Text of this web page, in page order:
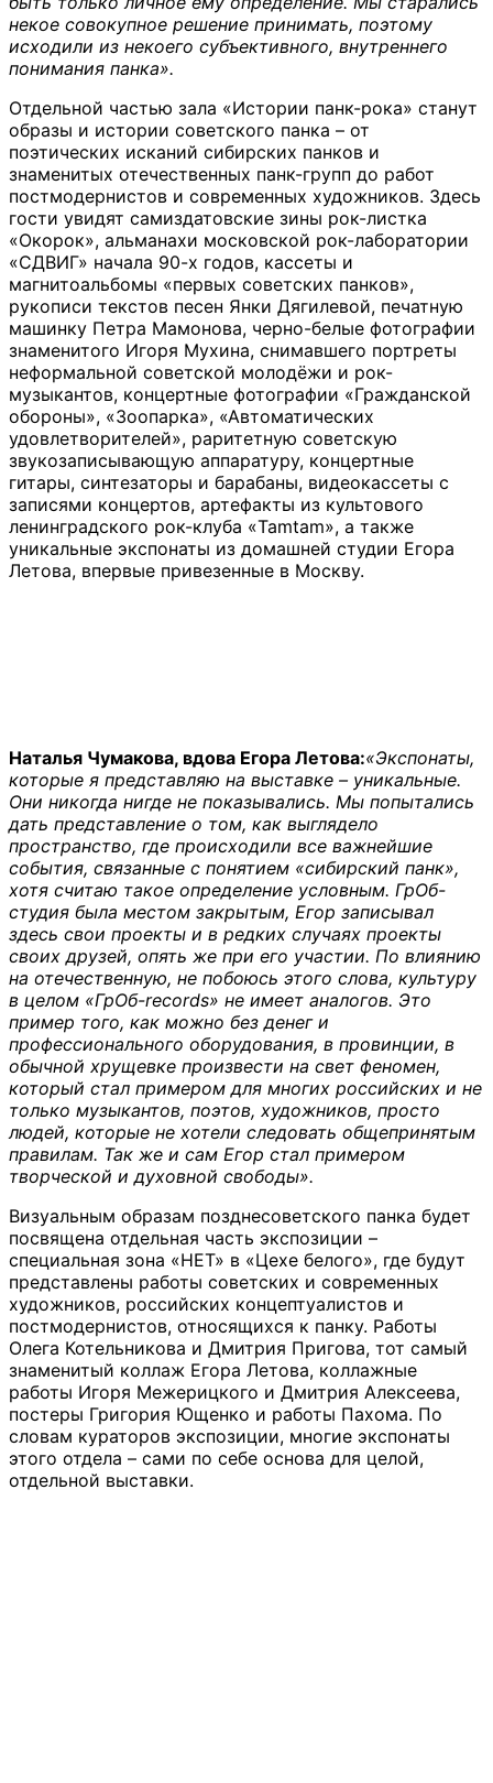
некое совокупное решение принимать, поэтому
исходили из некоего субъективного, внутреннего
понимания панка».
Отдельной частью зала «Истории панк-рока» станут
образы и истории советского панка – от
поэтических исканий сибирских панков и
знаменитых отечественных панк-групп до работ
постмодернистов и современных художников. Здесь
гости увидят самиздатовские зины рок-листка
«Окорок», альманахи московской рок-лаборатории
«СДВИГ» начала 90-х годов, кассеты и
магнитоальбомы «первых советских панков»,
рукописи текстов песен Янки Дягилевой, печатную
машинку Петра Мамонова, черно-белые фотографии
знаменитого Игоря Мухина, снимавшего портреты
неформальной советской молодёжи и рок-
музыкантов, концертные фотографии «Гражданской
обороны», «Зоопарка», «Автоматических
удовлетворителей», раритетную советскую
звукозаписывающую аппаратуру, концертные
гитары, синтезаторы и барабаны, видеокассеты с
записями концертов, артефакты из культового
ленинградского рок-клуба «Tamtam», а также
уникальные экспонаты из домашней студии Егора
Летова, впервые привезенные в Москву.
Наталья Чумакова, вдова Егора Летова:«Экспонаты,
которые я представляю на выставке – уникальные.
Они никогда нигде не показывались. Мы попытались
дать представление о том, как выглядело
пространство, где происходили все важнейшие
события, связанные с понятием «сибирский панк»,
хотя считаю такое определение условным. ГрОб-
студия была местом закрытым, Егор записывал
здесь свои проекты и в редких случаях проекты
своих друзей, опять же при его участии. По влиянию
на отечественную, не побоюсь этого слова, культуру
в целом «ГрОб-records» не имеет аналогов. Это
пример того, как можно без денег и
профессионального оборудования, в провинции, в
обычной хрущевке произвести на свет феномен,
который стал примером для многих российских и не
только музыкантов, поэтов, художников, просто
людей, которые не хотели следовать общепринятым
правилам. Так же и сам Егор стал примером
творческой и духовной свободы».
Визуальным образам позднесоветского панка будет
посвящена отдельная часть экспозиции –
специальная зона «НЕТ» в «Цехе белого», где будут
представлены работы советских и современных
художников, российских концептуалистов и
постмодернистов, относящихся к панку. Работы
Олега Котельникова и Дмитрия Пригова, тот самый
знаменитый коллаж Егора Летова, коллажные
работы Игоря Межерицкого и Дмитрия Алексеева,
постеры Григория Ющенко и работы Пахома. По
словам кураторов экспозиции, многие экспонаты
этого отдела – сами по себе основа для целой,
отдельной выставки.